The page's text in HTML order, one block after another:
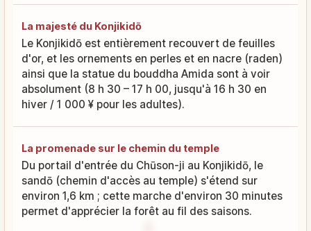
La majesté du Konjikidō
Le Konjikidō est entièrement recouvert de feuilles
d'or, et les ornements en perles et en nacre (raden)
ainsi que la statue du bouddha Amida sont à voir
absolument (8 h 30 – 17 h 00, jusqu'à 16 h 30 en
hiver / 1 000 ¥ pour les adultes).
La promenade sur le chemin du temple
Du portail d'entrée du Chūson-ji au Konjikidō, le
sandō (chemin d'accès au temple) s'étend sur
environ 1,6 km ; cette marche d'environ 30 minutes
permet d'apprécier la forêt au fil des saisons.